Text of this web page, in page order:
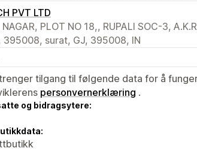
PVT LTD
NAGAR, PLOT NO 18,, RUPALI SOC-3,
395008, surat, GJ, 395008, IN
tilgang til følgende data for å
personvernerklæring .
og bidragsytere: